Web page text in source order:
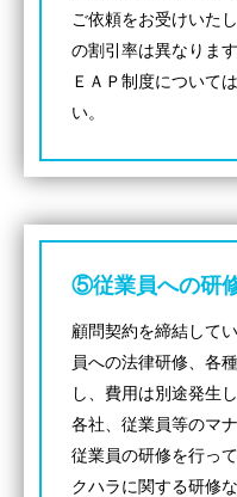
資料ダウンロード
法律相談コラム
ご依頼をお受けいた
の割引率は異なります
ＥＡＰ制度について
い。
⑤従業員への研
顧問契約を締結して
員への法律研修、各
し、費用は別途発生
各社、従業員等のマ
従業員の研修を行っ
クハラに関する研修